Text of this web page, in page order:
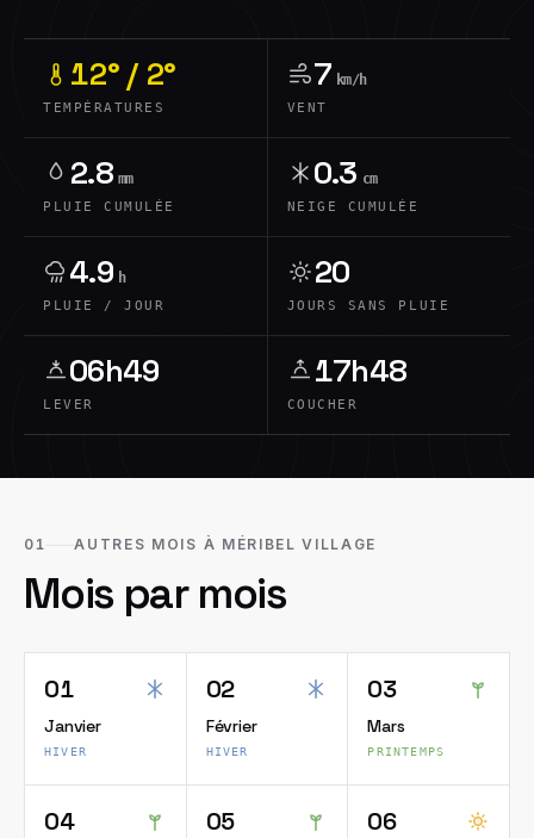
12° / 2°
TEMPÉRATURES
7 km/h
VENT
2.8 mm
PLUIE CUMULÉE
0.3 cm
NEIGE CUMULÉE
4.9 h
PLUIE / JOUR
20
JOURS SANS PLUIE
06h49
LEVER
17h48
COUCHER
01 AUTRES MOIS À MÉRIBEL VILLAGE
Mois par mois
01
Janvier
HIVER
02
Février
HIVER
03
Mars
PRINTEMPS
04 05 06